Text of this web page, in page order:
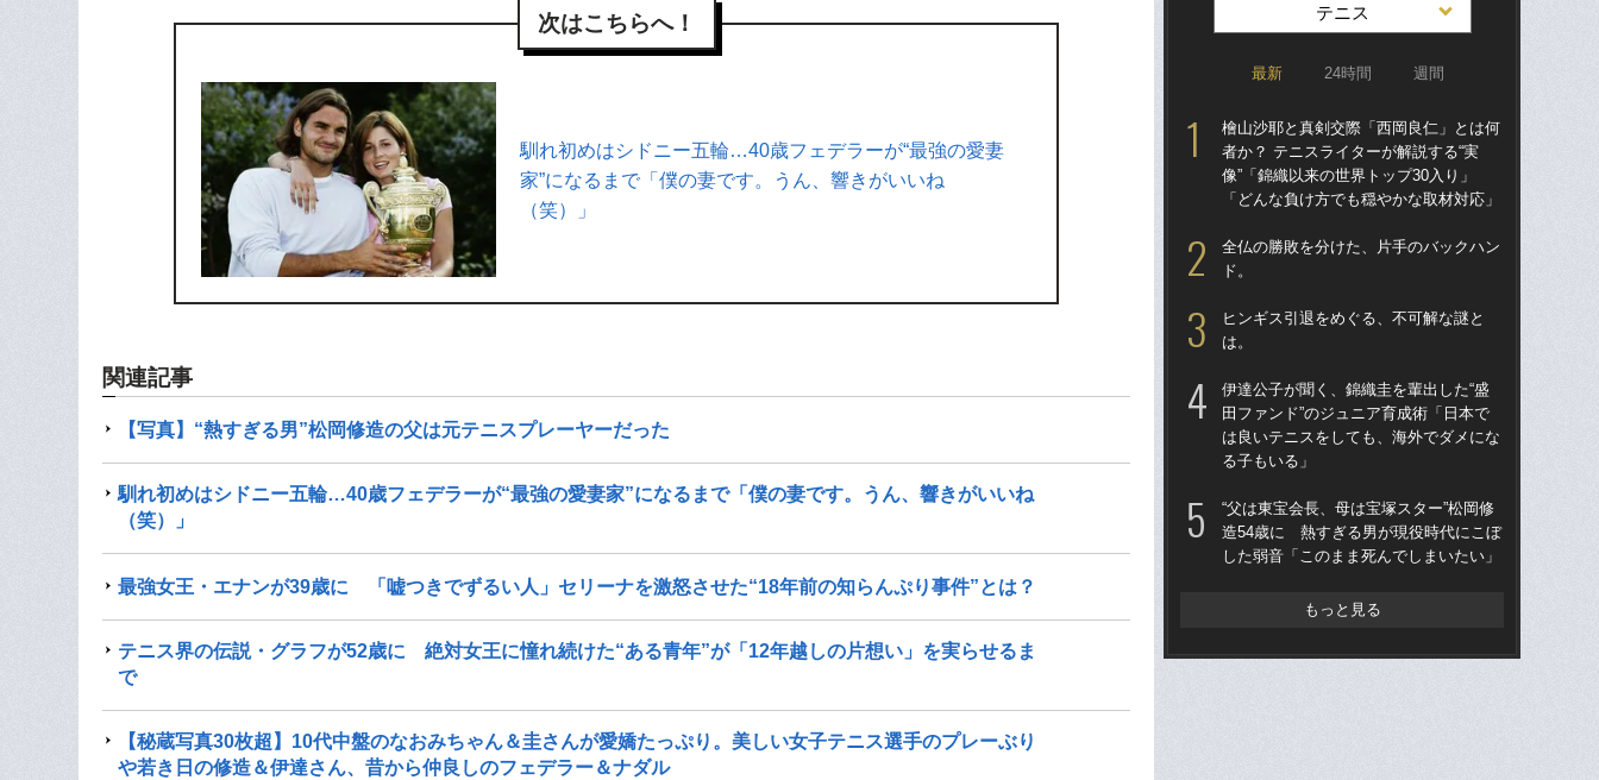
次はこちらへ！
馴れ初めはシドニー五輪…40歳フェデラーが“最強の愛妻
家”になるまで「僕の妻です。うん、響きがいいね
（笑）」
関連記事
【写真】“熱すぎる男”松岡修造の父は元テニスプレーヤーだった
馴れ初めはシドニー五輪…40歳フェデラーが“最強の愛妻家”になるまで「僕の妻です。うん、響きがいいね
（笑）」
最強女王・エナンが39歳に 「嘘つきでずるい人」セリーナを激怒させた“18年前の知らんぷり事件”とは？
テニス界の伝説・グラフが52歳に 絶対女王に憧れ続けた“ある青年”が「12年越しの片想い」を実らせるま
で
【秘蔵写真30枚超】10代中盤のなおみちゃん＆圭さんが愛嬌たっぷり。美しい女子テニス選手のプレーぶり
や若き日の修造＆伊達さん、昔から仲良しのフェデラー＆ナダル
テニス
最新 24時間 週間
檜山沙耶と真剣交際「西岡良仁」とは何
者か？ テニスライターが解説する“実
像”「錦織以来の世界トップ30入り」
「どんな負け方でも穏やかな取材対応」
全仏の勝敗を分けた、片手のバックハン
ド。
ヒンギス引退をめぐる、不可解な謎と
は。
伊達公子が聞く、錦織圭を輩出した“盛
田ファンド”のジュニア育成術「日本で
は良いテニスをしても、海外でダメにな
る子もいる」
“父は東宝会長、母は宝塚スター”松岡修
造54歳に 熱すぎる男が現役時代にこぼ
した弱音「このまま死んでしまいたい」
もっと見る